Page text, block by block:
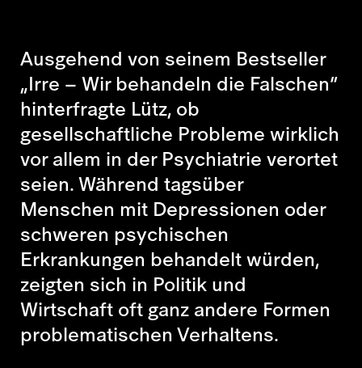
Ausgehend von seinem Bestseller
„Irre – Wir behandeln die Falschen“
hinterfragte Lütz, ob
gesellschaftliche Probleme wirklich
vor allem in der Psychiatrie verortet
seien. Während tagsüber
Menschen mit Depressionen oder
schweren psychischen
Erkrankungen behandelt würden,
zeigten sich in Politik und
Wirtschaft oft ganz andere Formen
problematischen Verhaltens.